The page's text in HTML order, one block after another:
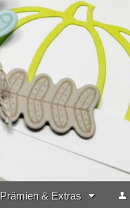
Prämien & Extras